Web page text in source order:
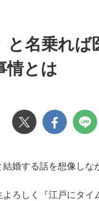
と名乗れ
情とは
婚する話を想像しな
ろしく『江戸にタイ